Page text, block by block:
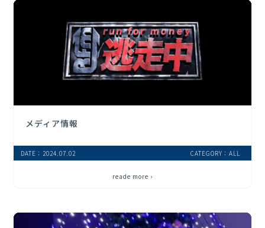
メディア情報
DATE：2024.07.02 CATEGORY：ALL
reade more ›